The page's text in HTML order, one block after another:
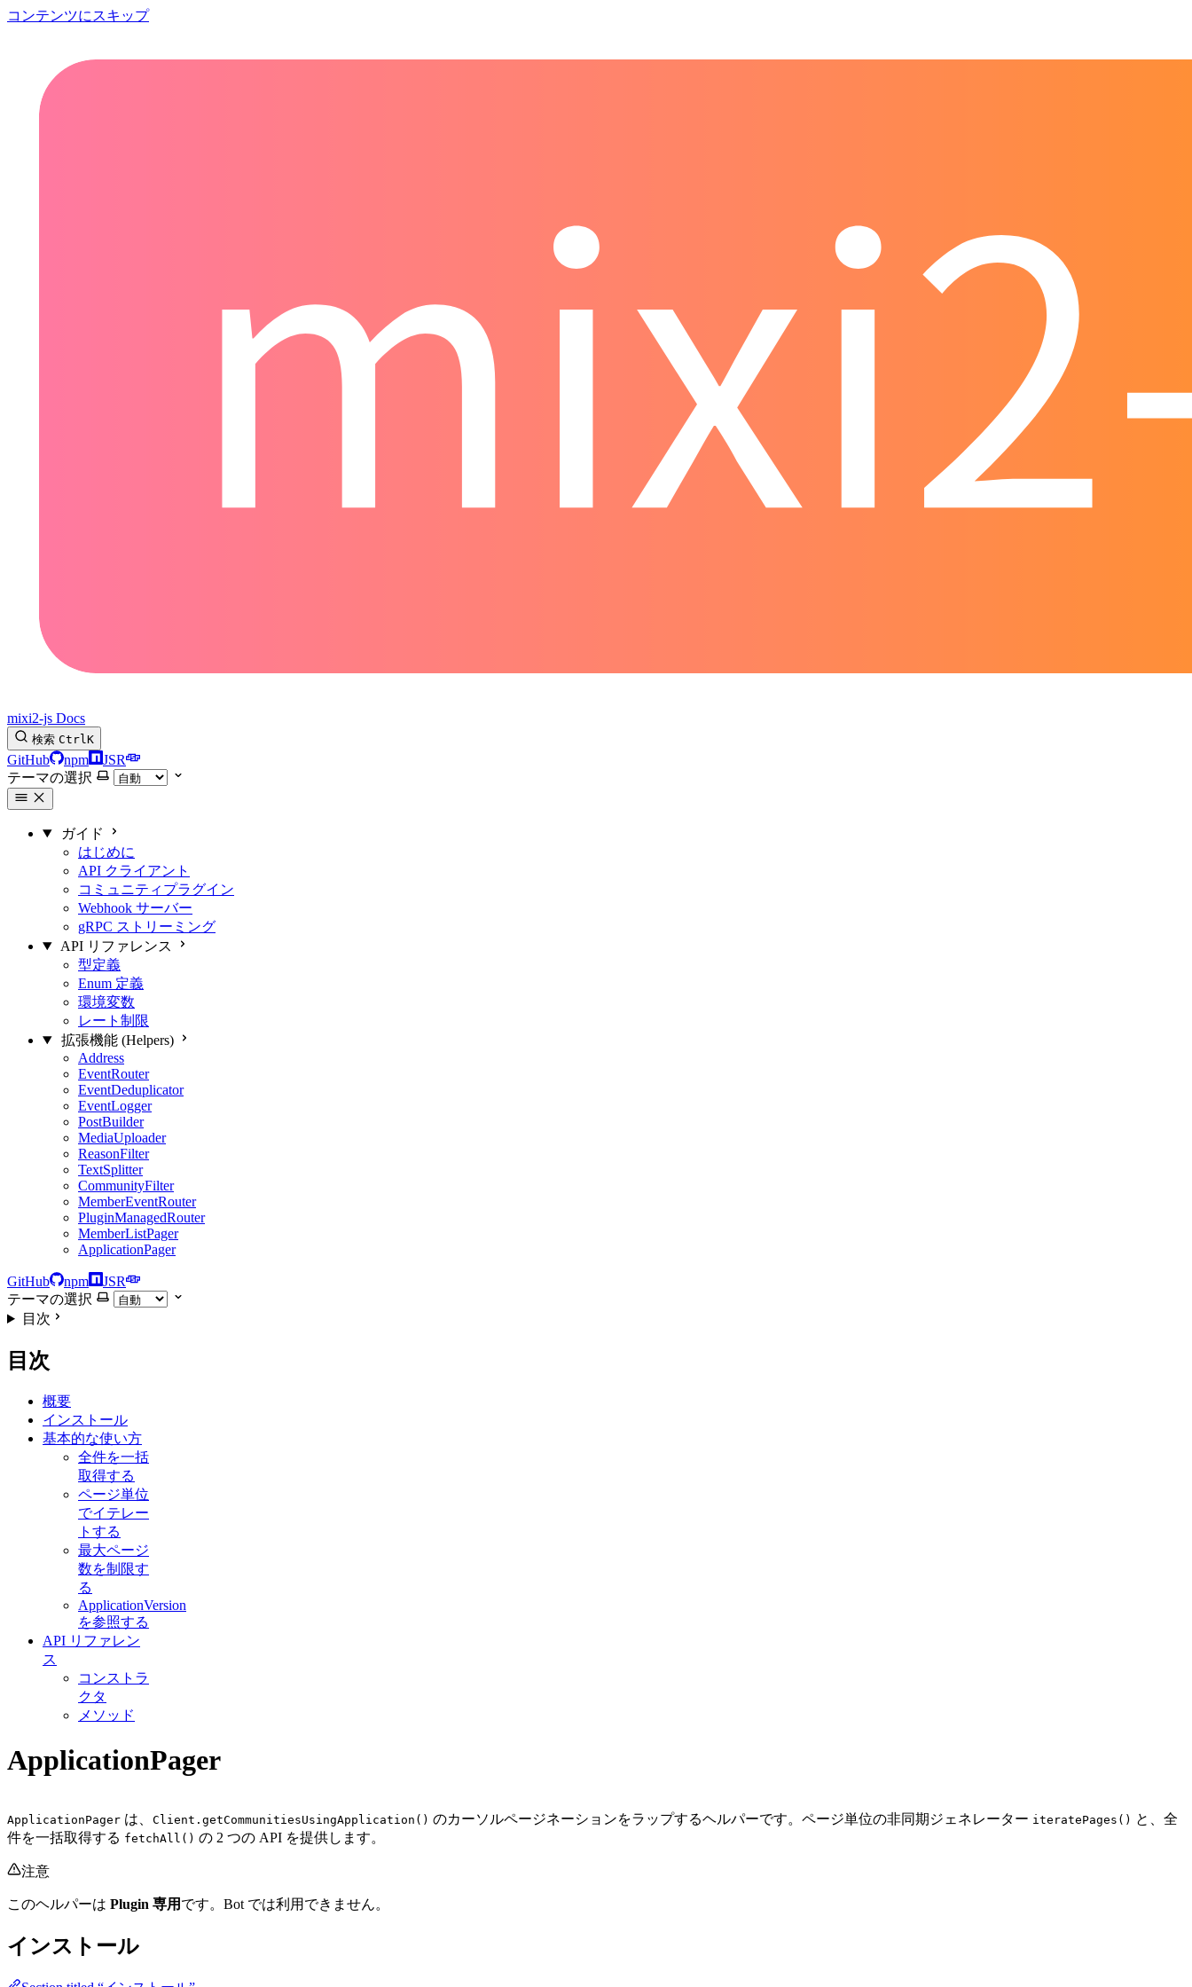
コンテンツにスキップ
mixi2-js Docs
検索 CtrlK
GitHub npm
JSR
テーマの選択
ガイド
はじめに
API クライアント
コミュニティプラグイン
Webhook サーバー
gRPC ストリーミング
API リファレンス
型定義
Enum 定義
環境変数
レート制限
拡張機能 (Helpers)
Address
EventRouter
EventDeduplicator
EventLogger
PostBuilder
MediaUploader
ReasonFilter
TextSplitter
CommunityFilter
MemberEventRouter
PluginManagedRouter
MemberListPager
ApplicationPager
GitHub npm
JSR
テーマの選択
目次
目次
概要
インストール
基本的な使い方
全件を一括
取得する
ページ単位
でイテレー
トする
最大ページ
数を制限す
る
ApplicationVersion
を参照する
API リファレン
ス
コンストラ
クタ
メソッド
ApplicationPager
ApplicationPager は、 Client.getCommunitiesUsingApplication() のカーソルページネーションをラップするヘルパーです。ページ単位の非同期ジェネレーター iteratePages() と、全
件を一括取得する fetchAll() の 2 つの API を提供します。
注意
このヘルパーは Plugin 専用 です。Bot では利用できません。
インストール